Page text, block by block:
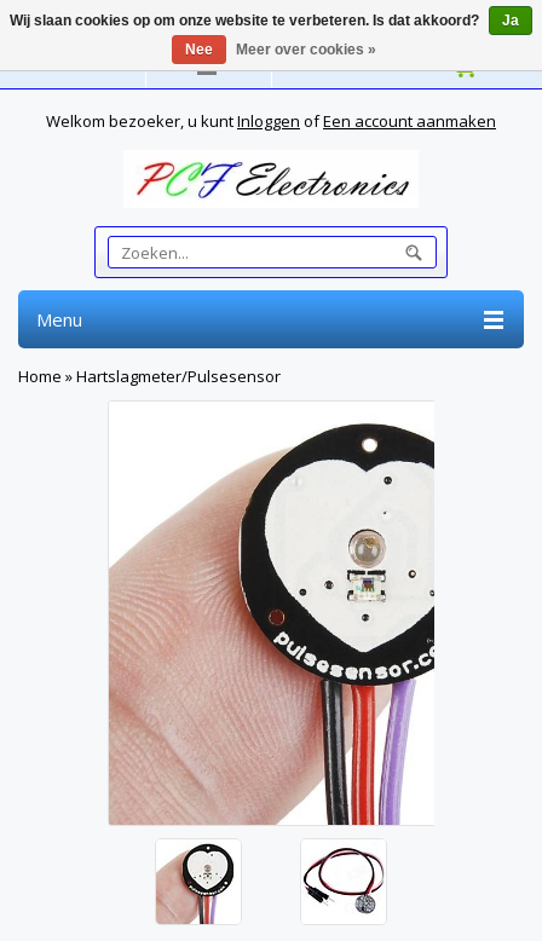
Nederlands
Welkom bezoeker, u kuntInloggen ofEen account aanmaken
Menu
Home »Hartslagmeter/Pulsesensor
Wij slaan cookies op om onze website te verbeteren. Is dat akkoord?
Ja
Nee
Meer over cookies »